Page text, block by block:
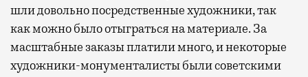
шли довольно посредственные художники, так
как можно было отыграться на материале. За
масштабные заказы платили много, и некоторые
художники-монументалисты были советскими